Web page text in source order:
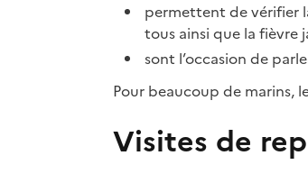
permettent de vérifier
tous ainsi que la fièvre
sont l’occasion de
Pour beaucoup de marins,
Visites de